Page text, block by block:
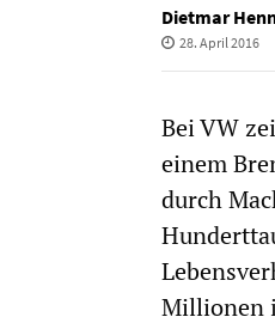
Dietmar
28. April 2016
Bei VW
einem
durch
Millionen